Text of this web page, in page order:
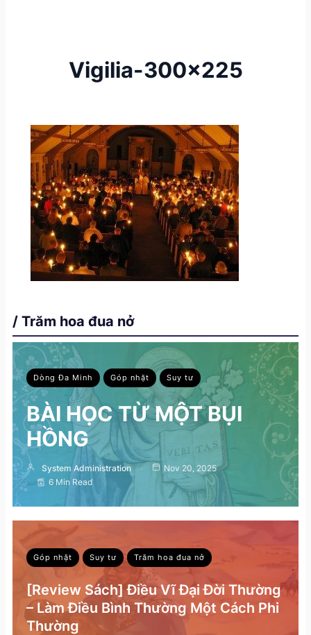
Vigilia-300×225
/ Trăm hoa đua nở
Dòng Đa Minh Góp nhặt Suy tư
BÀI HỌC TỪ MỘT BỤI
HỒNG
System Administration
Nov 20, 2025
6 Min Read
Góp nhặt Suy tư Trăm hoa đua nở
[Review Sách] Điều Vĩ Đại Đời Thường
– Làm Điều Bình Thường Một Cách Phi
Thường